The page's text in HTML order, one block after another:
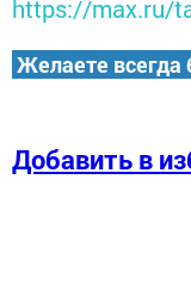
https://max.ru/
Желаете всегда
Добавить в